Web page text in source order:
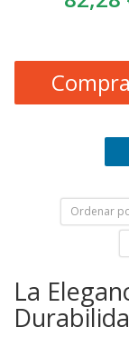
Ordenar
La